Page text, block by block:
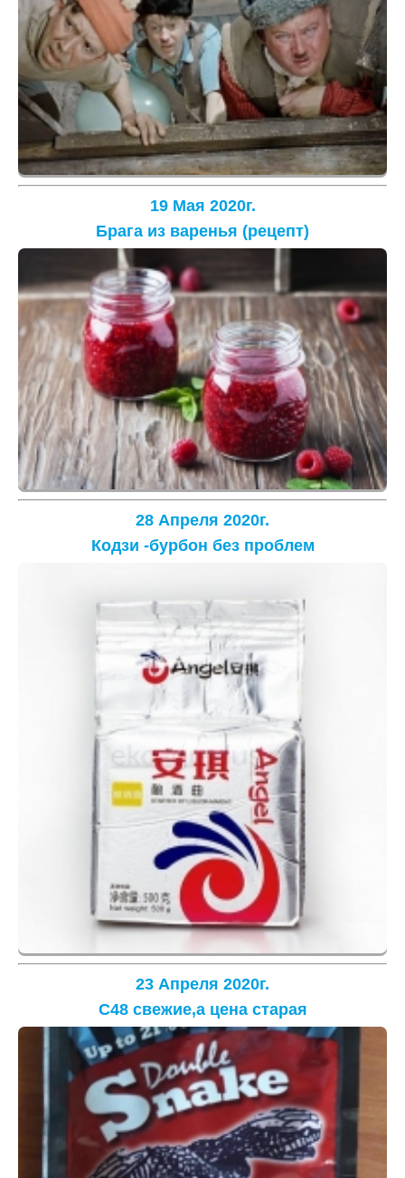
19 Мая 2020г.
Брага из варенья (рецепт)
28 Апреля 2020г.
Кодзи -бурбон без проблем
23 Апреля 2020г.
С48 свежие,а цена старая